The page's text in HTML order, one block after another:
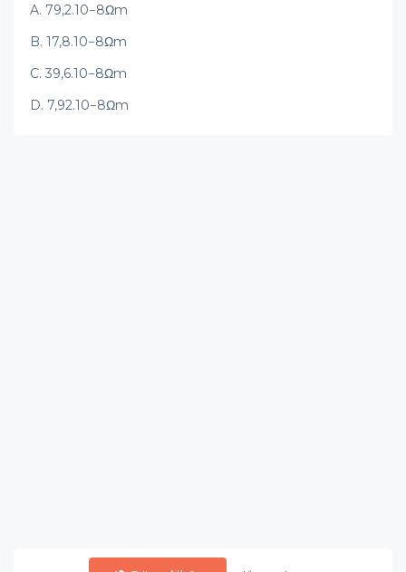
A. 79,2.10−8Ωm
B. 17,8.10−8Ωm
C. 39,6.10−8Ωm
D. 7,92.10−8Ωm